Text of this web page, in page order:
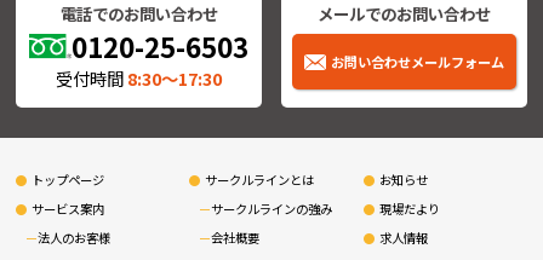
電話でのお問い合わせ
0120-25-6503
受付時間8:30〜17:30
メールでのお問い合わせ
お問い合わせメールフォーム
トップページ
サービス案内
法人のお客様
サークルラインとは
サークルラインの強み
会社概要
お知らせ
現場だより
求人情報